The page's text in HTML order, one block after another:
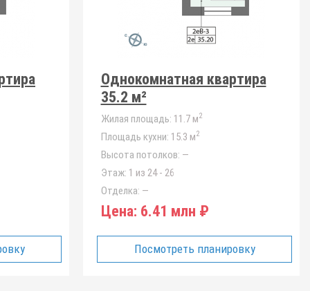
Однокомнатная квартира
35.2 м²
Жилая площадь: 11.7 м2
Площадь кухни: 15.3 м2
Высота потолков: —
Этаж: 1 из 24 - 26
Отделка: —
Цена: 6.41 млн ₽
Посмотреть планировку